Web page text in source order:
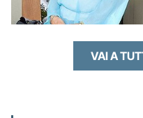
VAI A